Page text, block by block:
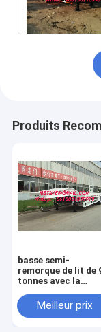
Produits
basse semi-
remorque de lit de
tonnes avec la
d'excavatrice de 4
axes. basse
Meilleur prix